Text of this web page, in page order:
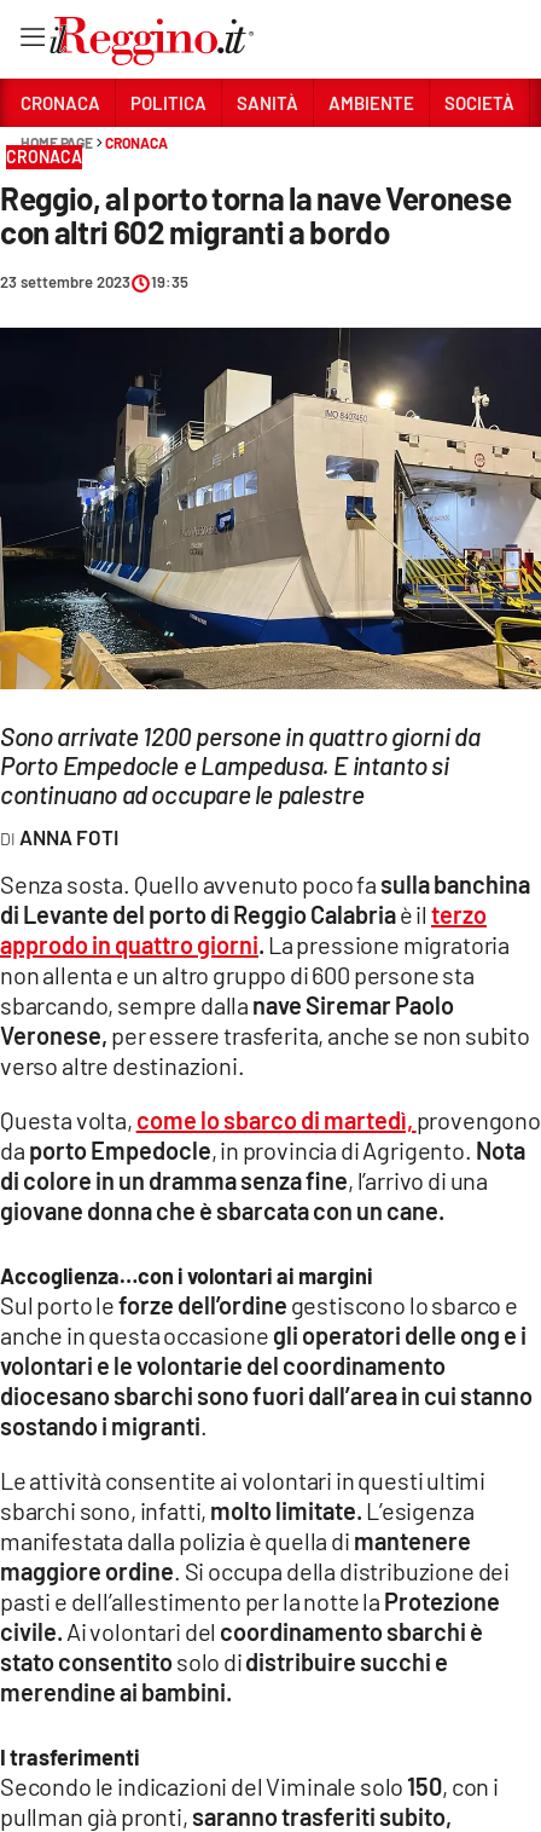
Sezioni
CRONACA
CULTURA
ECONOMIA E LAVORO
EVENTI
SPORT
Streaming
LAC TV
LAC NETWORK
LAC ONAIR
LaC
Network
LACPLAY.IT
LACTV.IT
LACONAIR.IT
LACITYMAG.IT
ILREGGINO.IT
ILVIBONESE.IT
CATANZAROCHANNEL.IT
LACAPITALENEWS.IT
ANDROID
APPLE
CRONACA POLITICA SANITÀ AMBIENTE SOCIETÀ
HOME PAGE CRONACA
CRONACA
Reggio, al porto torna la nave Veronese
con altri 602 migranti a bordo
23 settembre 2023 19:35
Sono arrivate 1200 persone in quattro giorni da
Porto Empedocle e Lampedusa. E intanto si
continuano ad occupare le palestre
ANNA FOTI
Senza sosta. Quello avvenuto poco fa sulla banchina
di Levante del porto di Reggio Calabriaè il terzo
approdo in quattro giorni. La pressione migratoria
non allenta e un altro gruppo di 600 persone sta
sbarcando, sempre dalla nave Siremar Paolo
Veronese, per essere trasferita, anche se non subito
verso altre destinazioni.
Questa volta, come lo sbarco di martedì, provengono
da porto Empedocle, in provincia di Agrigento. Nota
di colore in un dramma senza fine, l’arrivo di una
giovane donna che è sbarcata con un cane.
Accoglienza…con i volontari ai margini
Sul porto leforze dell’ordine gestiscono lo sbarco e
anche in questa occasione gli operatori delle ong e i
volontari e le volontarie del coordinamento
diocesano sbarchi sono fuori dall’area in cui stanno
sostando i migranti
Le attività consentite ai volontari in questi ultimi
sbarchi sono, infatti, molto limitate. L’esigenza
manifestata dalla polizia è quella di mantenere
maggiore ordine . Si occupa della distribuzione dei
pasti e dell’allestimento per la notte la Protezione
civile. Ai volontari del coordinamento sbarchi è
statoconsentitosolo didistribuire succhi e
merendine ai bambini.
I trasferimenti
Secondo le indicazioni del Viminale solo 150, con i
pullman già pronti, saranno trasferiti subito,